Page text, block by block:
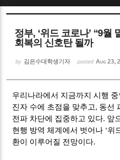
정부, ‘위드 코로나’ “9월
회복의 신호탄 될까
by 김은수대학생기자 posted Aug 23,
우리나라에서 지금까지 시행
진자 수에 초점을 맞추고, 동선
전파 차단에 집중하고 있다. 앞
현행 방역 체계에서 벗어나 ‘위
환이 이루어질 전망이다.
Sketchbook5,
Sketchbook5,